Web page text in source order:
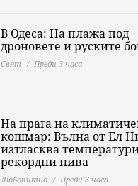
В Одеса: На плажа под
дроновете и руските
Свят Преди 3 часа
На прага на
кошмар: Вълна от Ел
изтласква
рекордни нива
Любопитно Преди 3 часа